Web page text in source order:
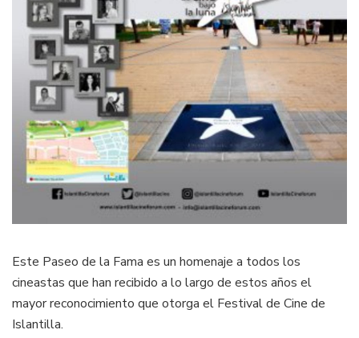
Este Paseo de la Fama es un homenaje a todos los
cineastas que han recibido a lo largo de estos años el
mayor reconocimiento que otorga el Festival de Cine de
Islantilla.